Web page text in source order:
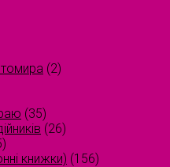
(2)
(35)
(26)
книжки) (156)